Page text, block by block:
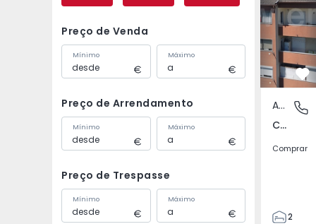
Preço de Venda
Mínimo Máximo
Preço de Arrendamento
Mínimo Máximo
Preço de Trespasse
Mínimo Máximo
Covilhã
Apartamento
Covilhã e Canhoso, Castelo Branco
Comprar
2